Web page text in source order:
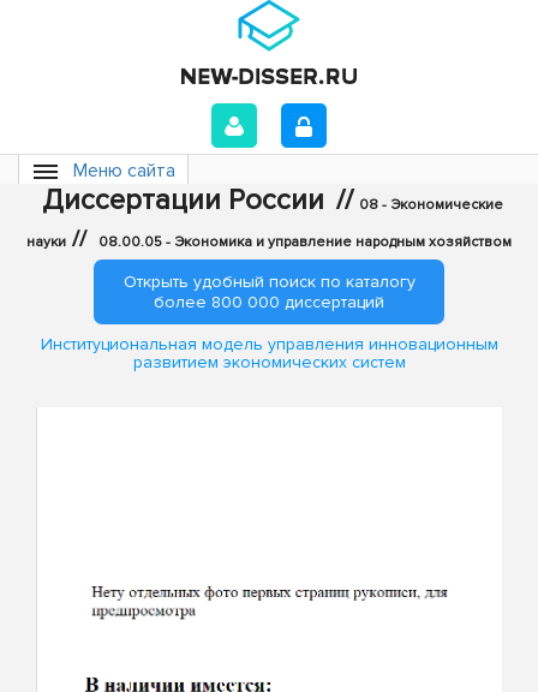
Меню сайта
Диссертации России // 08 - Экономические
науки // 08.00.05 - Экономика и управление народным хозяйством
Открыть удобный поиск по каталогу
более 800 000 диссертаций
Институциональная модель управления инновационным
развитием экономических систем